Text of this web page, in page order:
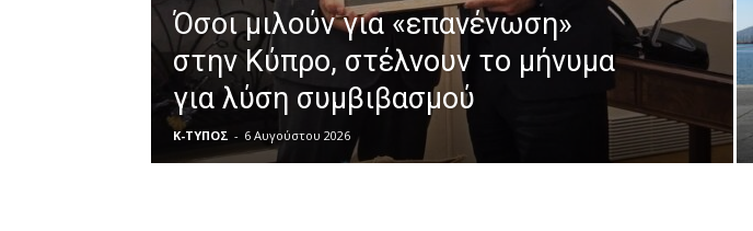
Όσοι μιλούν για «επανένωση»
στην Κύπρο, στέλνουν το μήνυμα
για λύση συμβιβασμού
Κ-ΤΥΠΟΣ - 6 Αυγούστου 2026